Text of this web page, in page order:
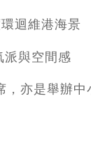
迴維港海景
派與空間感
，亦是舉辦